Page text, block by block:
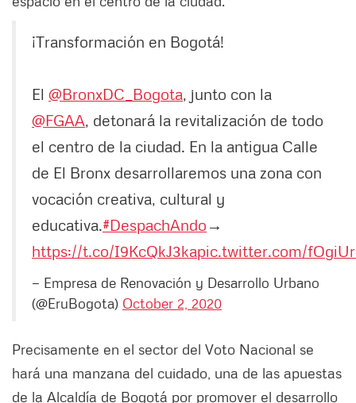
¡Transformación en Bogotá!
El @BronxDC_Bogota, junto con la
@FGAA, detonará la revitalización de todo
el centro de la ciudad. En la antigua Calle
de El Bronx desarrollaremos una zona con
vocación creativa, cultural y
educativa.#DespachAndo →
https://t.co/I9KcQkJ3kapic.twitter.com/
— Empresa de Renovación y Desarrollo Urbano
(@EruBogota) October 2, 2020
Precisamente en el sector del Voto Nacional se
hará una manzana del cuidado, una de las apuestas
de la Alcaldía de Bogotá por promover el desarrollo